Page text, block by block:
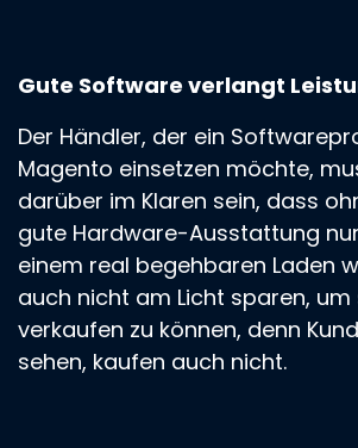
Gute Software verlangt
Der Händler, der ein
Magento einsetzen möchte,
darüber im Klaren sein, dass
gute Hardware-Ausstattung
einem real begehbaren Laden
auch nicht am Licht sparen, um
verkaufen zu können, denn
sehen, kaufen auch nicht.